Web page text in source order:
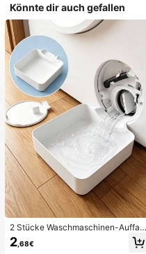
Könnte dir auch gefallen
2 Stücke Waschmaschinen-Auffan
gwanne Tropfschale, wasserdichte
Bodenschutzmatte für Waschraum,
2 ,68€